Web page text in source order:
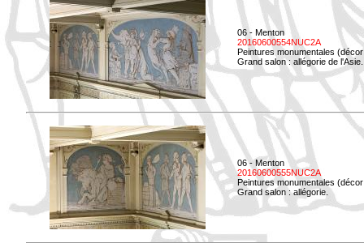
06 - Menton
20160600554NUC2A
Peintures monumentales
Grand salon : allégorie de l'Asie.
06 - Menton
20160600555NUC2A
Peintures monumentales
Grand salon : allégorie.